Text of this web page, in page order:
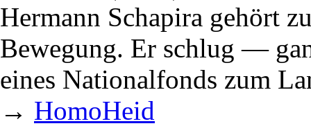
Hermann Schapira gehört
Bewegung. Er schlug —
eines Nationalfonds zum
→ HomoHeid